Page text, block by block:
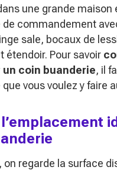
une grande maison
de commandement
sale, bocaux de
étendoir. Pour savoir
coin buanderie, il
vous voulez y faire
on regarde la surface